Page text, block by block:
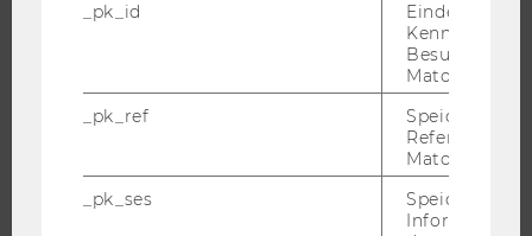
_pk_id
Eindeutige
Besuchers
Matomo.
_pk_ref
Speicherung
Referrers
Matomo.
_pk_ses
Speicherung